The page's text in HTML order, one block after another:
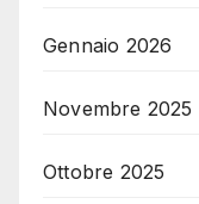
Gennaio 2026
Novembre 2025
Ottobre 2025